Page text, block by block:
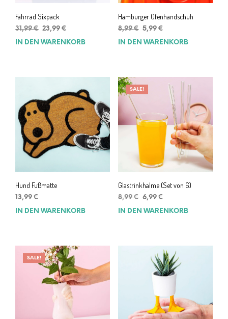
Fahrrad Sixpack
31,99€ Ursprünglicher
Preis
23,99 €
Preis
IN DEN WARENKORB
Hamburger Ofenhandschuh
8,99€ Ursprünglicher
Preis
5,99 €Aktueller
Preis
IN DEN WARENKORB
Hund Fußmatte
13,99 €
IN DEN WARENKORB
SALE!
Glastrinkhalme (Set von 6)
8,99€ Ursprünglicher
Preis
6,99 €Aktueller
Preis
IN DEN WARENKORB
SALE!